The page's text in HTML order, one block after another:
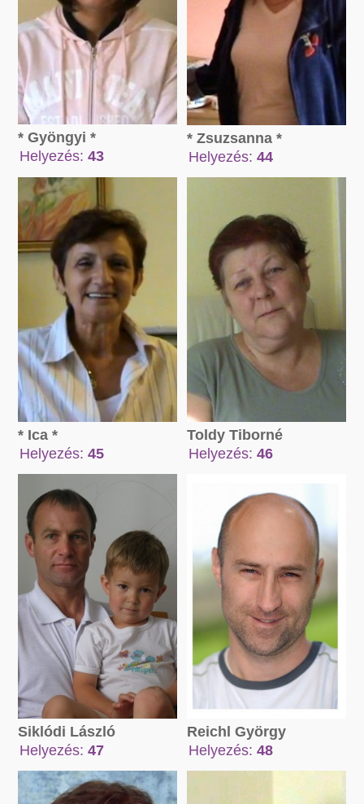
* Gyöngyi *
Helyezés:43
Összpont:
109179 pont
* Zsuzsanna *
Helyezés:44
* Ica *
Helyezés:45
66517 pont
Toldy Tiborné
Helyezés:46
47939 pont
Siklódi László
Helyezés:47
Összpont:
45520 pont
Reichl György
Helyezés:48